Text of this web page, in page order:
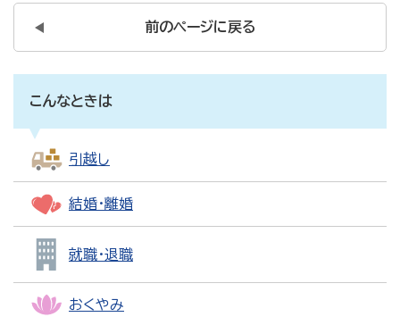
前のページに戻る
こんなときは
引越し
結婚・離婚
就職・退職
おくやみ